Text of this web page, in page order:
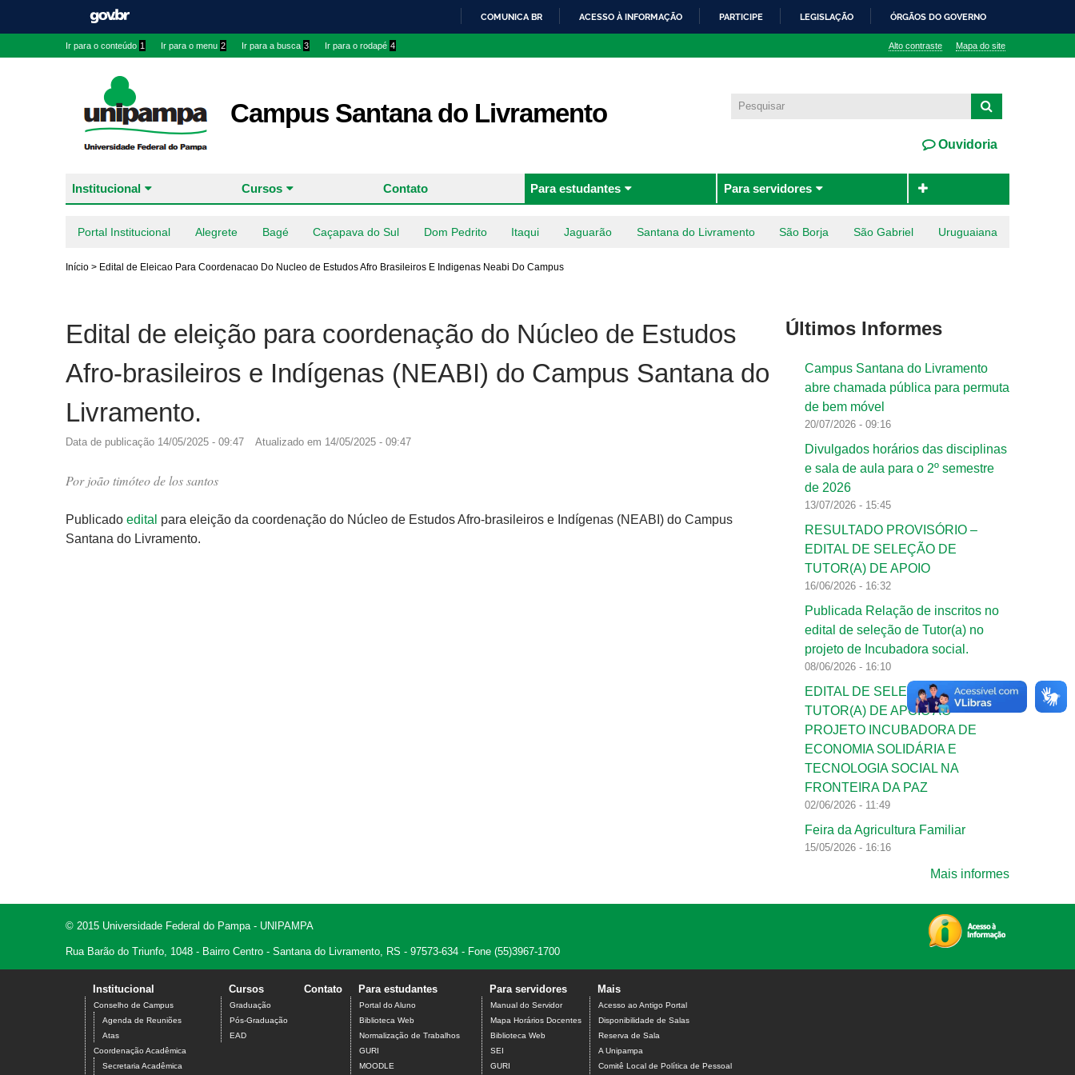
COMUNICA BR ACESSO À INFORMAÇÃO PARTICIPE LEGISLAÇÃO ÓRGÃOS DO GOVERNO
Ir para o conteúdo 1 Ir para o menu 2 Ir para a busca 3 Ir para o rodapé 4 Alto contraste Mapa do site
Campus Santana do Livramento
Ouvidoria
Institucional Cursos Contato Para estudantes Para servidores
Portal Institucional Alegrete Bagé Caçapava do Sul Dom Pedrito Itaqui Jaguarão Santana do Livramento São Borja São Gabriel Uruguaiana
Início > Edital de Eleicao Para Coordenacao Do Nucleo de Estudos Afro Brasileiros E Indigenas Neabi Do Campus
Edital de eleição para coordenação do Núcleo de Estudos
Afro-brasileiros e Indígenas (NEABI) do Campus Santana do
Livramento.
Data de publicação 14/05/2025 - 09:47 Atualizado em 14/05/2025 - 09:47
Por joão timóteo de los santos
Publicado edital para eleição da coordenação do Núcleo de Estudos Afro-brasileiros e Indígenas (NEABI) do Campus
Santana do Livramento.
Últimos Informes
Campus Santana do Livramento
abre chamada pública para permuta
de bem móvel
20/07/2026 - 09:16
Divulgados horários das disciplinas
e sala de aula para o 2º semestre
de 2026
13/07/2026 - 15:45
RESULTADO PROVISÓRIO –
EDITAL DE SELEÇÃO DE
TUTOR(A) DE APOIO
16/06/2026 - 16:32
Publicada Relação de inscritos no
edital de seleção de Tutor(a) no
projeto de Incubadora social.
08/06/2026 - 16:10
EDITAL DE SELEÇÃO DE
TUTOR(A) DE APOIO AO
PROJETO INCUBADORA DE
ECONOMIA SOLIDÁRIA E
TECNOLOGIA SOCIAL NA
FRONTEIRA DA PAZ
02/06/2026 - 11:49
Feira da Agricultura Familiar
15/05/2026 - 16:16
Mais informes
© 2015 Universidade Federal do Pampa - UNIPAMPA
Rua Barão do Triunfo, 1048 - Bairro Centro - Santana do Livramento, RS - 97573-634 - Fone (55)3967-1700
Institucional
Conselho de Campus
Agenda de Reuniões
Atas
Coordenação Acadêmica
Secretaria Acadêmica
Cursos
Graduação
Pós-Graduação
EAD
Contato Para estudantes
Portal do Aluno
Biblioteca Web
Normalização de Trabalhos
GURI
MOODLE
Para servidores
Manual do Servidor
Mapa Horários Docentes
Biblioteca Web
SEI
GURI
Mais
Acesso ao Antigo Portal
Disponibilidade de Salas
Reserva de Sala
A Unipampa
Comitê Local de Política de Pessoal